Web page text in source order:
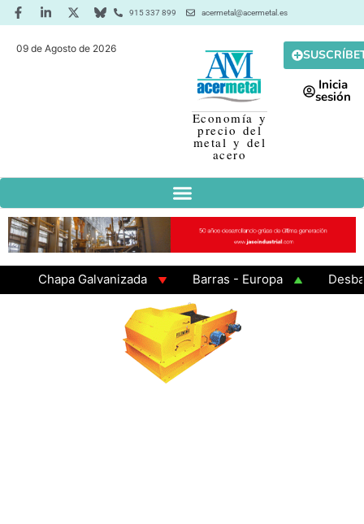
915 337 899 acermetal@acermetal.es
09 de Agosto de 2026
Economía y
precio del
metal y del
acero
Inicia
sesión
Chapa Galvanizada Barras - Europa
GAMA 3 - Cuadrados 200x200x8